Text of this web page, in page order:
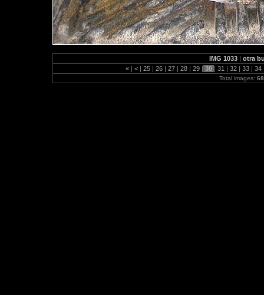
IMG 1033| otra
« | < | 25 | 26 | 27 | 28 | 29 | 30 | 31 | 32 | 33 | 34
Total images: 68